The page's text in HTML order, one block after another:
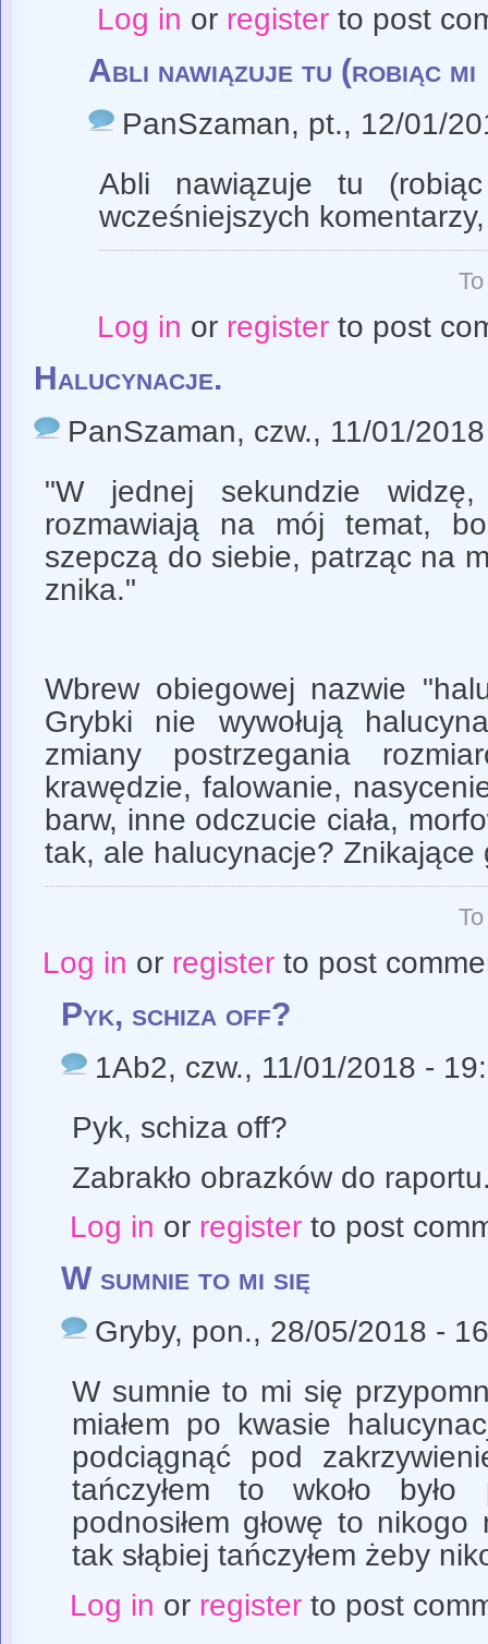
Log in or registerto post
Abli nawiązuje tu (robiąc mi
PanSzaman, pt., 12/01/
Abli nawiązuje tu
wcześniejszych
Log in or registerto post
Halucynacje.
PanSzaman, czw., 11/01/
"W jednej sekundzie
rozmawiają na mój temat,
szepczą do siebie, patrząc na
znika."
Wbrew obiegowej nazwie
Grybki nie wywołują
zmiany postrzegania
krawędzie, falowanie,
barw, inne odczucie ciała,
tak, ale halucynacje? Znikające
Log in or registerto post
Pyk, schiza off?
1Ab2, czw., 11/01/2018 -
Pyk, schiza off?
Zabrakło obrazków do
Log in or registerto post
W sumnie to mi się
Gryby, pon., 28/05/2018 -
W sumnie to mi się
miałem po kwasie
podciągnąć pod
tańczyłem to wkoło
podnosiłem głowę to
tak słąbiej tańczyłem żeby
Log in or registerto post